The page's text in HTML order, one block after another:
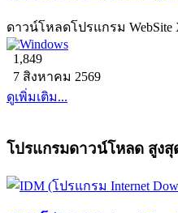
ดาวน์โหลดโปรแกรม
1,849
7 สิงหาคม 2569
ดูเพิ่มเติม...
โปรแกรมดาวน์โหลด สูง